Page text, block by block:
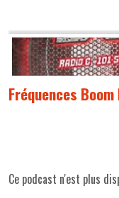
Fréquences
Ce podcast n'est plus